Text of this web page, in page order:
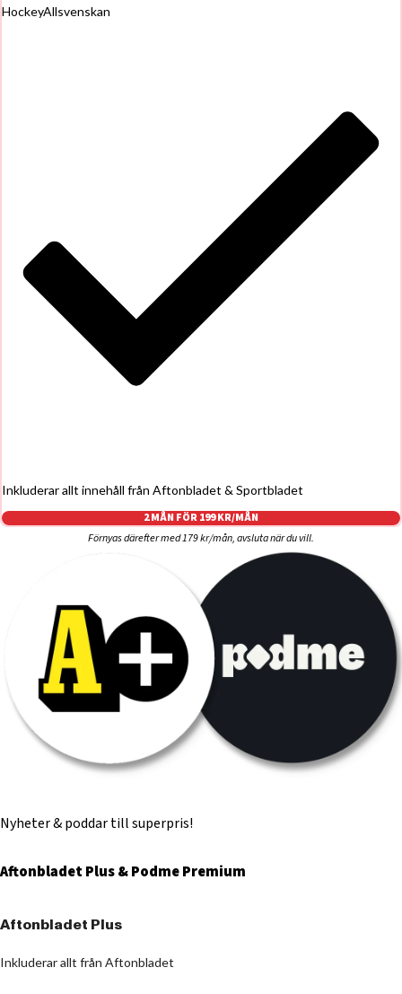
HockeyAllsvenskan
Inkluderar allt innehåll från Aftonbladet & Sportbladet
2 MÅN FÖR 199 KR/MÅN
Förnyas därefter med 179 kr/mån, avsluta när du vill.
Nyheter & poddar till superpris!
Aftonbladet Plus & Podme Premium
Aftonbladet Plus
Inkluderar allt från Aftonbladet